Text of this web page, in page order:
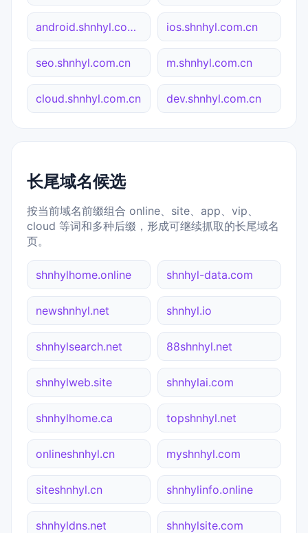
android.shnhyl.com.cn ios.shnhyl.com.cn
seo.shnhyl.com.cn m.shnhyl.com.cn
cloud.shnhyl.com.cn dev.shnhyl.com.cn
长尾域名候选
按当前域名前缀组合 online、site、app、vip、
cloud 等词和多种后缀，形成可继续抓取的长尾域名
页。
shnhylhome.online shnhyl-data.com
newshnhyl.net shnhyl.io
shnhylsearch.net 88shnhyl.net
shnhylweb.site shnhylai.com
shnhylhome.ca topshnhyl.net
onlineshnhyl.cn myshnhyl.com
siteshnhyl.cn shnhylinfo.online
shnhyldns.net shnhylsite.com